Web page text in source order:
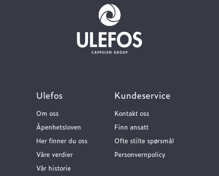
Ulefos
Om oss
Åpenhetsloven
Her finner du oss
Våre verdier
Vår historie
Kundeservice
Kontakt oss
Finn ansatt
Ofte stilte spørsmål
Personvernpolicy